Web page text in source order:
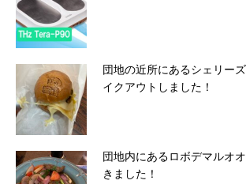
団地の近所にあるシェリー
イクアウトしました！
団地内にあるロボデマルオ
きました！